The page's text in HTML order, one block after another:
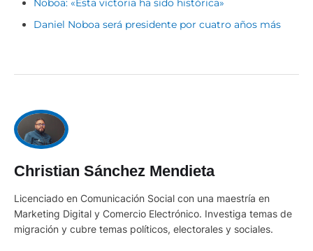
Noboa: «Esta victoria ha sido histórica»
Daniel Noboa será presidente por cuatro años más
Christian Sánchez Mendieta
Licenciado en Comunicación Social con una maestría en
Marketing Digital y Comercio Electrónico. Investiga temas de
migración y cubre temas políticos, electorales y sociales.